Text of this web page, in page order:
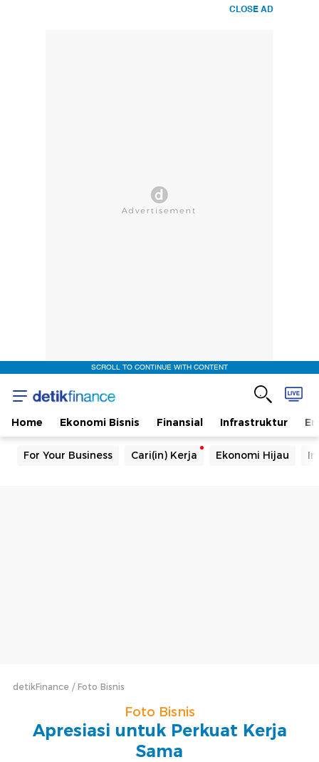
CLOSE AD
SCROLL TO CONTINUE WITH CONTENT
Home Ekonomi Bisnis Finansial Infrastruktur
For Your Business Cari(in) Kerja Ekonomi Hijau
detikFinance Foto Bisnis
Foto Bisnis
Apresiasi untuk Perkuat Kerja
Sama